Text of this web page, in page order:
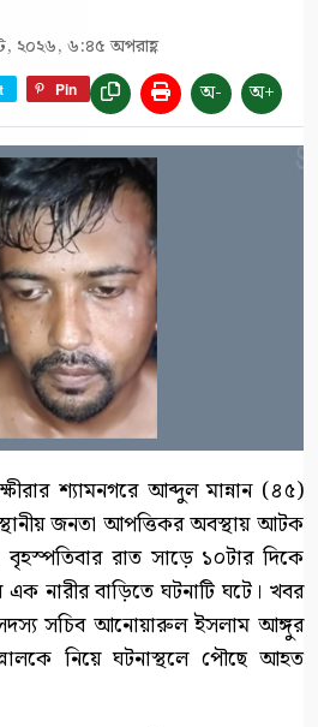
২০২৬, ৬:৪৫ অপরাহ্ণ
Pin অ- অ+
শ্যামনগরে আব্দুল মান্নান (৪৫)
জনতা আপত্তিকর অবস্থায় আটক
বৃহস্পতিবার রাত সাড়ে ১০টার দিকে
নারীর বাড়িতে ঘটনাটি ঘটে। খবর
সচিব আনোয়ারুল ইসলাম আঙ্গুর
নিয়ে ঘটনাস্থলে পৌছে আহত